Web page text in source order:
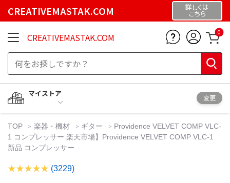
CREATIVEMASTAK.COM 詳しくは
こちら
CREATIVEMASTAK.COM 0
マイストア
変更
TOP 楽器・機材 ギター
Providence VELVET COMP VLC-
1 コンプレッサー 楽天市場】Providence VELVET COMP VLC-1
新品 コンプレッサー
(3229)